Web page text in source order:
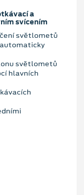
a
svícením
světlometů
světlometů
hlavních